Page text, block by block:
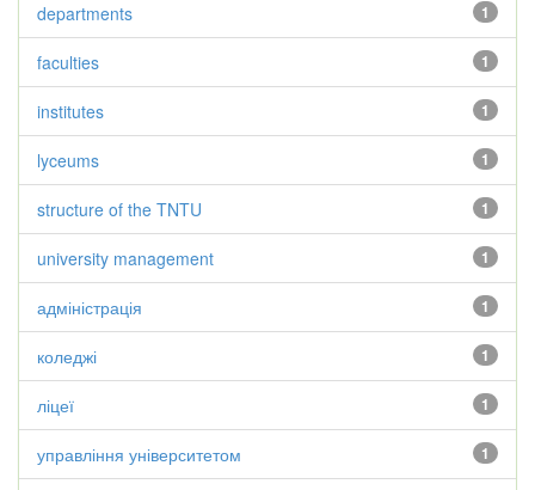
1
departments
1
faculties
1
institutes
1
lyceums
1
structure of the TNTU
1
university management
1
адміністрація
1
коледжі
1
ліцеї
1
управління університетом